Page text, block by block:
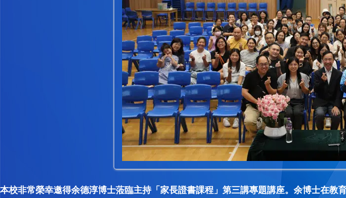
本校非常榮幸邀得余德淳博士蒞臨主持「家長證書課程」第三講專題講座。余博士在